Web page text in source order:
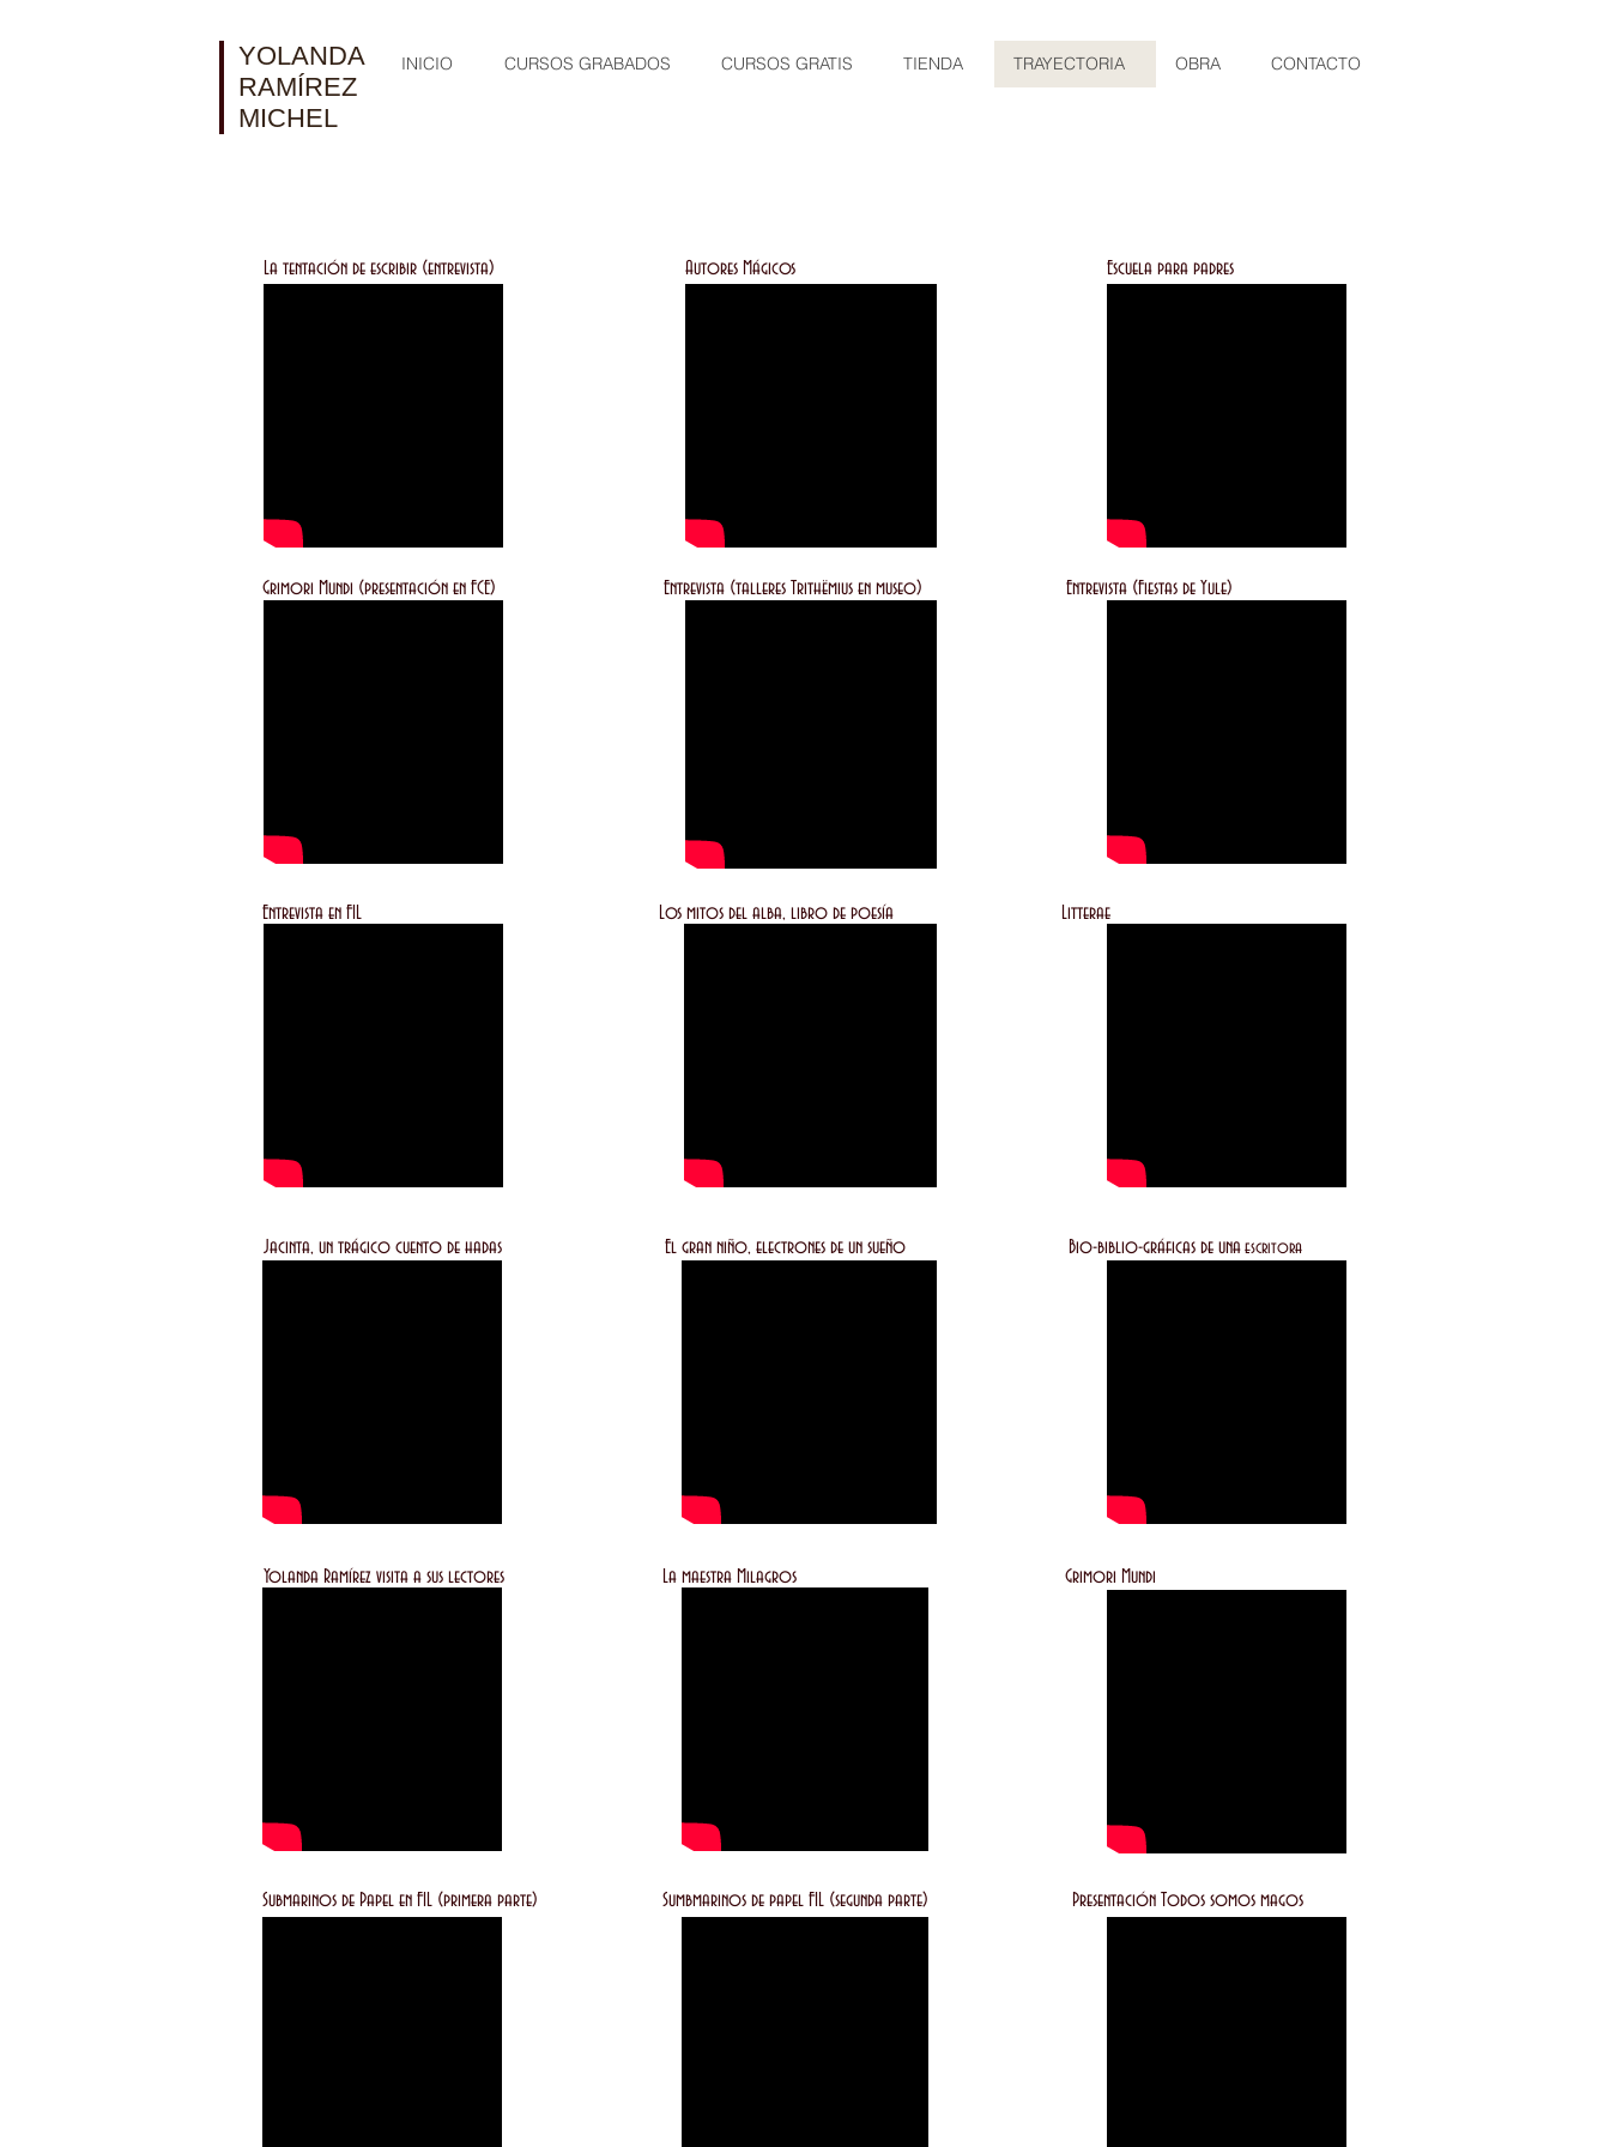
YOLANDA
RAMÍREZ
MICHEL
INICIO CURSOS GRABADOS CURSOS GRATIS TIENDA TRAYECTORIA OBRA CONTACTO
La tentación de escribir (entrevista) Autores Mágicos Escuela para padres
Grimori Mundi (presentación en FCE) Entrevista (talleres Trithëmius en museo) Entrevista (Fiestas de Yule)
Entrevista en FIL Los mitos del alba, libro de poesía Litterae
Jacinta, un trágico cuento de hadas El gran niño, electrones de un sueño Bio-biblio-gráficas de unaescritora
Yolanda Ramírez visita a sus lectores La maestra Milagros Grimori Mundi
Submarinos de Papel en FIL (primera parte) Sumbmarinos de papel FIL (segunda parte) Presentación Todos somos magos